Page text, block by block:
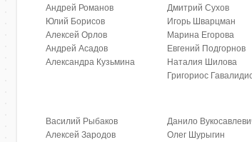
Андрей Романов
Юлий Борисов
Алексей Орлов
Андрей Асадов
Александра Кузьмина
Дмитрий Сухов
Игорь Шварцман
Марина Егорова
Евгений Подгорнов
Наталия Шилова
Григориос
Василий Рыбаков
Алексей Зародов
Данило
Олег Шурыгин